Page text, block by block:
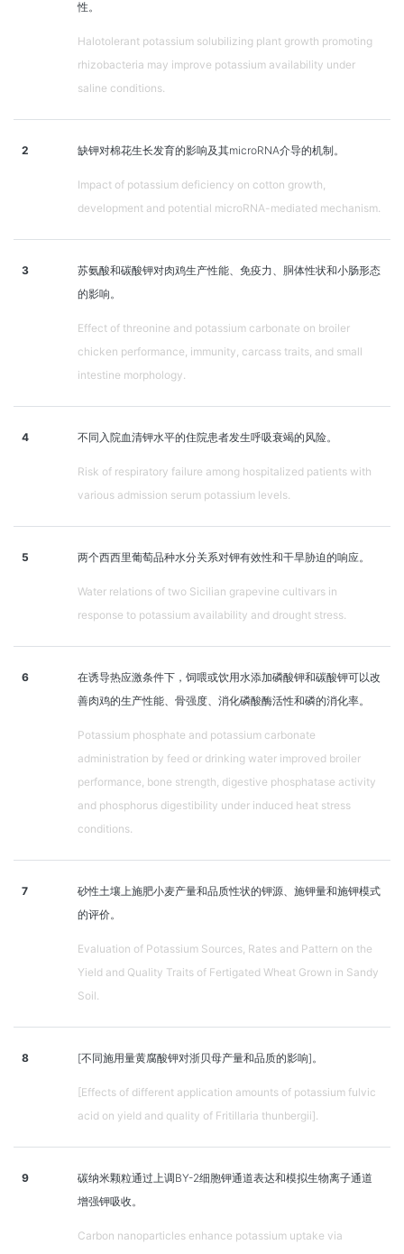
性。
Halotolerant potassium solubilizing plant growth promoting
rhizobacteria may improve potassium availability under
saline conditions.
2 缺钾对棉花生长发育的影响及其microRNA介导的机制。
Impact of potassium deficiency on cotton growth,
development and potential microRNA-mediated mechanism.
3
苏氨酸和碳酸钾对肉鸡生产性能、免疫力、胴体性状和小肠形态
的影响。
Effect of threonine and potassium carbonate on broiler
chicken performance, immunity, carcass traits, and small
intestine morphology.
4 不同入院血清钾水平的住院患者发生呼吸衰竭的风险。
Risk of respiratory failure among hospitalized patients with
various admission serum potassium levels.
5 两个西西里葡萄品种水分关系对钾有效性和干旱胁迫的响应。
Water relations of two Sicilian grapevine cultivars in
response to potassium availability and drought stress.
6
在诱导热应激条件下，饲喂或饮用水添加磷酸钾和碳酸钾可以改
善肉鸡的生产性能、骨强度、消化磷酸酶活性和磷的消化率。
Potassium phosphate and potassium carbonate
administration by feed or drinking water improved broiler
performance, bone strength, digestive phosphatase activity
and phosphorus digestibility under induced heat stress
conditions.
7
砂性土壤上施肥小麦产量和品质性状的钾源、施钾量和施钾模式
的评价。
Evaluation of Potassium Sources, Rates and Pattern on the
Yield and Quality Traits of Fertigated Wheat Grown in Sandy
Soil.
8 [不同施用量黄腐酸钾对浙贝母产量和品质的影响]。
[Effects of different application amounts of potassium fulvic
acid on yield and quality of Fritillaria thunbergii].
9
碳纳米颗粒通过上调BY-2细胞钾通道表达和模拟生物离子通道
增强钾吸收。
Carbon nanoparticles enhance potassium uptake via